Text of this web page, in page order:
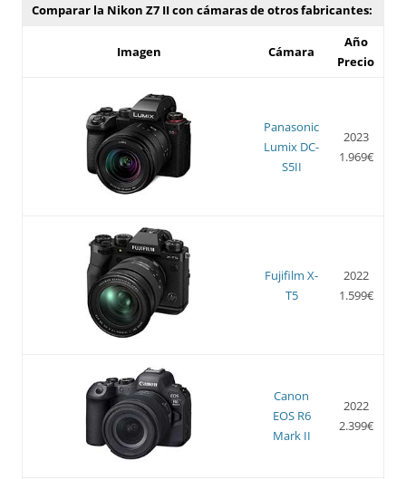
Comparar la Nikon Z7 II con cámaras de otros fabricantes:
Imagen Cámara
Año
Precio
Panasonic
Lumix DC-
S5II
2023
1.969€
Fujifilm X-
T5
2022
1.599€
Canon
EOS R6
Mark II
2022
2.399€